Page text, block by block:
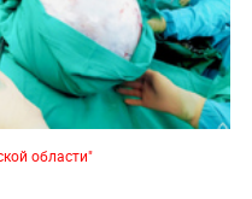
области"